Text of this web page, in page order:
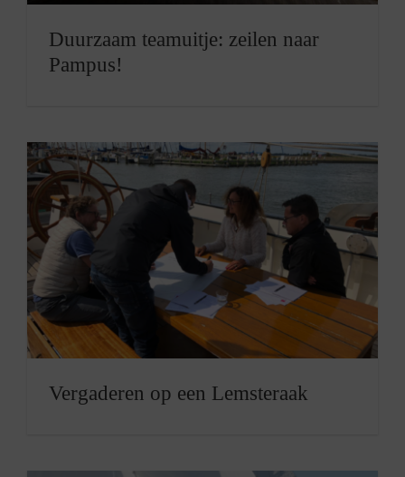
Duurzaam teamuitje: zeilen naar
Pampus!
Vergaderen op een Lemsteraak